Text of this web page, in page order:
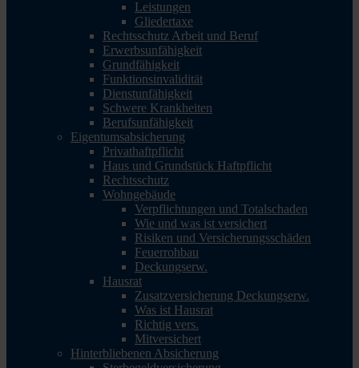
Leistungen
Gliedertaxe
Rechtsschutz Arbeit und Beruf
Erwerbsunfähigkeit
Grundfähigkeit
Funktionsinvalidität
Dienstunfähigkeit
Schwere Krankheiten
Berufsunfähigkeit
Eigentumsabsicherung
Privathaftpflicht
Haus und Grundstück Haftpflicht
Rechtsschutz
Wohngebäude
Verpflichtungen und Totalschaden
Wie und was ist versichert
Risiken und Versicherungsschäden
Feuerrohbau
Deckungserw.
Hausrat
Zusatzversicherung Deckungserw.
Was ist Hausrat
Richtig vers.
Mitversichert
Hinterbliebenen Absicherung